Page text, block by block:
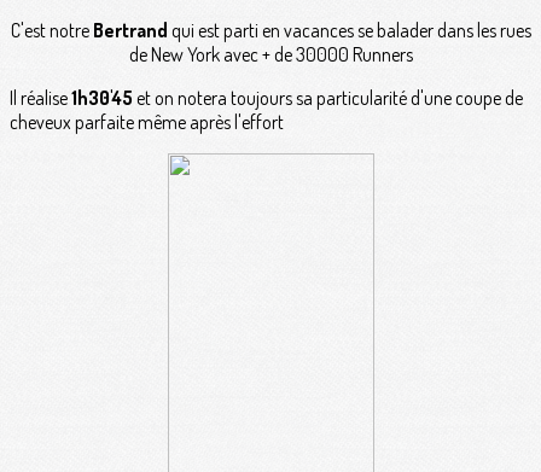
C'est notre Bertrand qui est parti en vacances se balader dans les rues
de New York avec + de 30000 Runners
Il réalise1h30'45 et on notera toujours sa particularité d'une coupe de
cheveux parfaite même après l'effort